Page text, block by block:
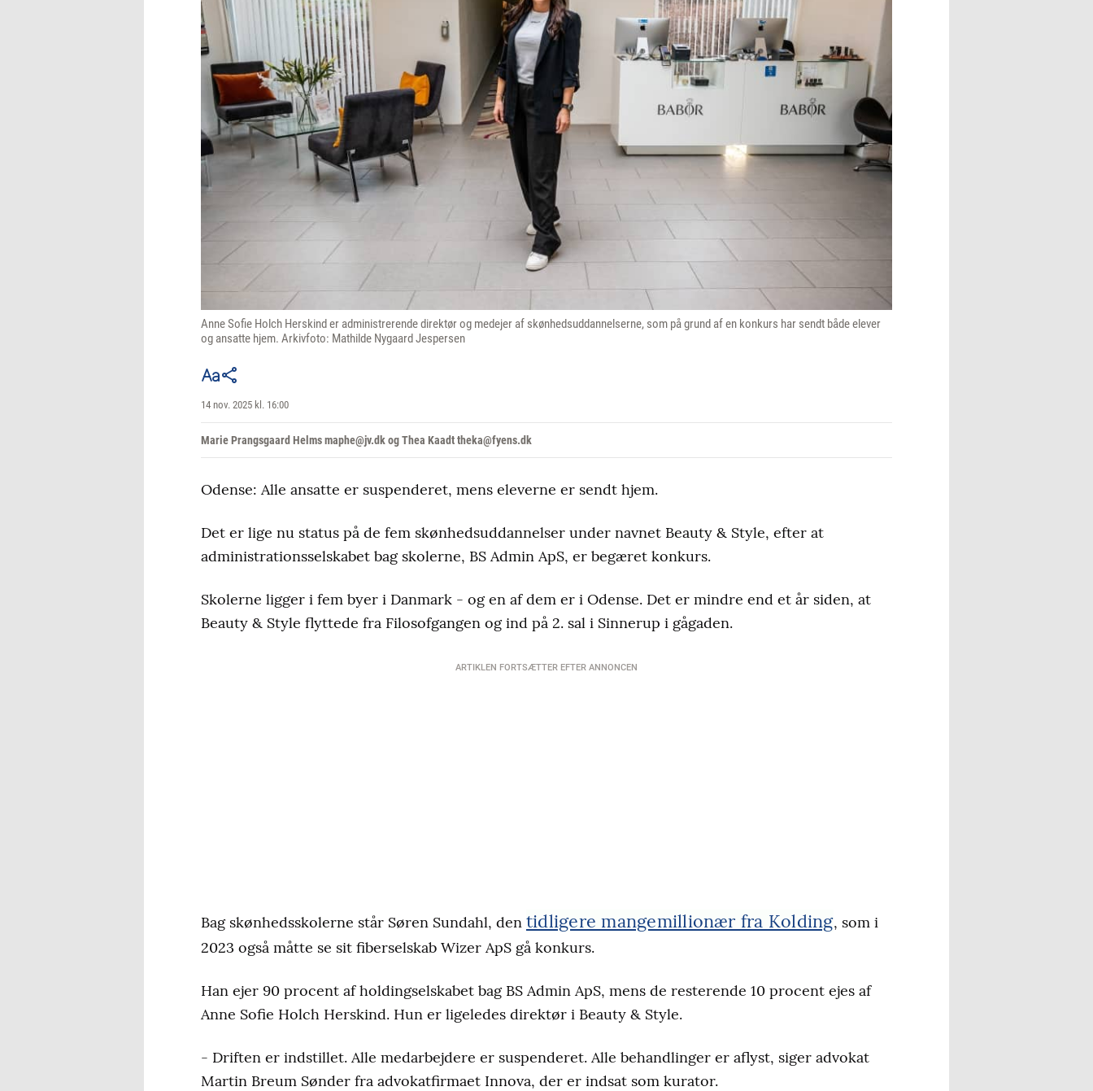
Anne Sofie Holch Herskind er administrerende direktør og medejer af skønhedsuddannelserne, som på grund af en konkurs har sendt både elever
og ansatte hjem. Arkivfoto: Mathilde Nygaard Jespersen
14 nov. 2025 kl. 16:00
Marie Prangsgaard Helms maphe@jv.dk og Thea Kaadt theka@fyens.dk
Odense: Alle ansatte er suspenderet, mens eleverne er sendt hjem.
Det er lige nu status på de fem skønhedsuddannelser under navnet Beauty & Style, efter at
administrationsselskabet bag skolerne, BS Admin ApS, er begæret konkurs.
Skolerne ligger i fem byer i Danmark - og en af dem er i Odense. Det er mindre end et år siden, at
Beauty & Style flyttede fra Filosofgangen og ind på 2. sal i Sinnerup i gågaden.
ARTIKLEN FORTSÆTTER EFTER ANNONCEN
Bag skønhedsskolerne står Søren Sundahl, den tidligere mangemillionær fra Kolding, som i
2023 også måtte se sit fiberselskab Wizer ApS gå konkurs.
Han ejer 90 procent af holdingselskabet bag BS Admin ApS, mens de resterende 10 procent ejes af
Anne Sofie Holch Herskind. Hun er ligeledes direktør i Beauty & Style.
- Driften er indstillet. Alle medarbejdere er suspenderet. Alle behandlinger er aflyst, siger advokat
Martin Breum Sønder fra advokatfirmaet Innova, der er indsat som kurator.